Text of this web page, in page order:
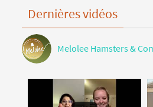
Dernières vidéos
Melolee Hamsters &